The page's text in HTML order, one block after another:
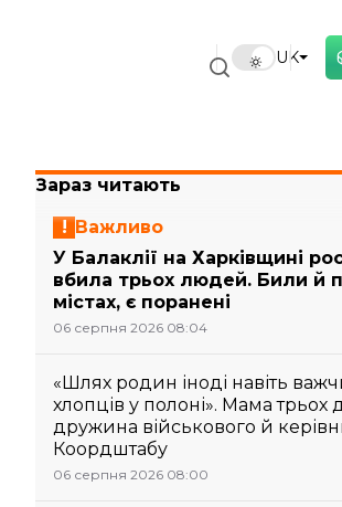
UK
Зараз читають
Важливо
У Балаклії на Харківщині
вбила трьох людей. Били й
містах, є поранені
06 серпня 2026 08:04
«Шлях родин іноді навіть
хлопців у полоні». Мама трьох
дружина військового й
Коордштабу
06 серпня 2026 08:00